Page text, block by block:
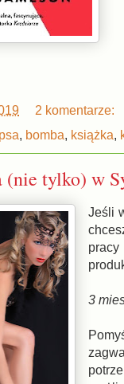
2 komentarze:
, bomba, książka,
(nie tylko) w
Jeśli
pracy
3